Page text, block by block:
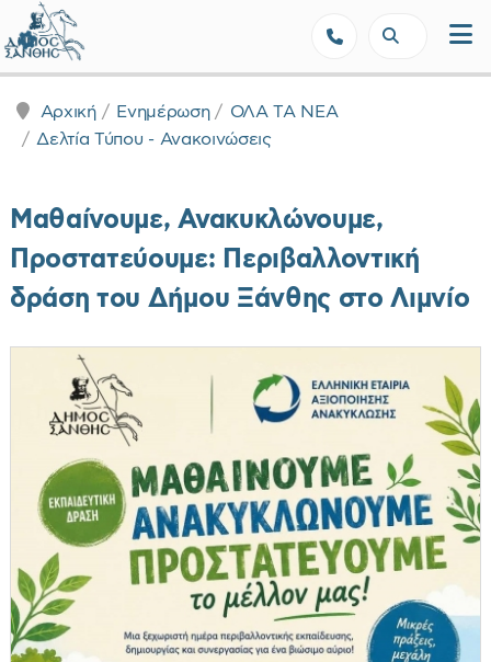
Αρχική Ενημέρωση
ΟΛΑ ΤΑ ΝΕΑ
Δελτία Τύπου - Ανακοινώσεις
Μαθαίνουμε, Ανακυκλώνουμε,
Προστατεύουμε: Περιβαλλοντική
δράση του Δήμου Ξάνθης στο Λιμνίο